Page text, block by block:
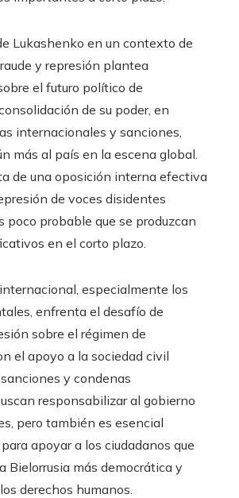
Lukashenko en un contexto de
y represión plantea
el futuro político de
de su poder, en
internacionales y sanciones,
más al país en la escena global.
de una oposición interna efectiva
de voces disidentes
poco probable que se produzcan
en el corto plazo.
especialmente los
enfrenta el desafío de
sobre el régimen de
el apoyo a la sociedad civil
y condenas
responsabilizar al gobierno
pero también es esencial
apoyar a los ciudadanos que
Bielorrusia más democrática y
derechos humanos.